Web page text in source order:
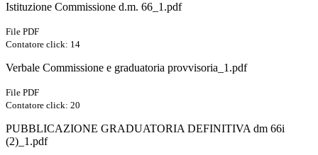
Istituzione Commissione d.m. 66_1.pdf
File PDF
Contatore click: 14
Verbale Commissione e graduatoria provvisoria_1.pdf
File PDF
Contatore click: 20
PUBBLICAZIONE GRADUATORIA DEFINITIVA dm 66i
(2)_1.pdf